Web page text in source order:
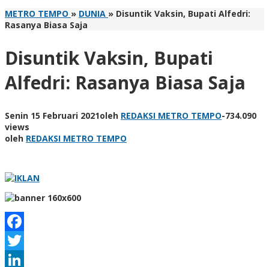
METRO TEMPO » DUNIA » Disuntik Vaksin, Bupati Alfedri:
Rasanya Biasa Saja
Disuntik Vaksin, Bupati
Alfedri: Rasanya Biasa Saja
Senin 15 Februari 2021oleh REDAKSI METRO TEMPO-734.090
views
oleh REDAKSI METRO TEMPO
Facebook
Twitter